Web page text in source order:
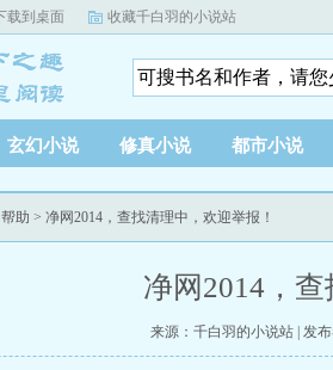
载到桌面 收藏千白羽的小说站
玄幻小说 修真小说 都市小说
助 > 净网2014，查找清理中，欢迎举报！
净网2014，
来源：千白羽的小说站 | 发